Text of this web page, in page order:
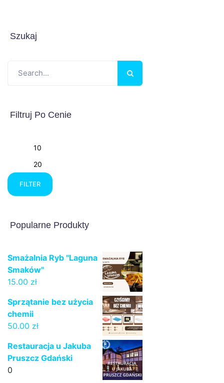
Szukaj
Filtruj Po Cenie
Min
price
FILTER
Popularne Produkty
Smażalnia Ryb "Laguna
Smaków"
15.00 zł
Sprzątanie bez użycia
chemii
50.00 zł
Restauracja u Jakuba
Pruszcz Gdański
0